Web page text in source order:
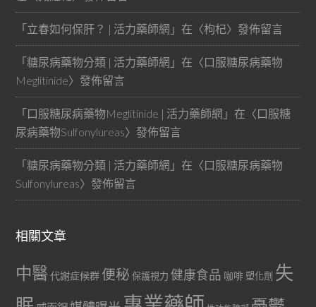
「立春如何保肝？ | 活力藥師網 」在〈枸杞〉發佈留言
「糖尿病藥物分類 | 活力藥師網 」在〈口服糖尿病藥物
Meglitinide〉發佈留言
「口服糖尿病藥物Meglitinide | 活力藥師網 」在〈口服糖
尿病藥物Sulfonylureas〉發佈留言
「糖尿病藥物分類 | 活力藥師網 」在〈口服糖尿病藥物
Sulfonylureas〉發佈留言
相關文章
中醫代謝症候群 便秘 保護視力 健康食品 咖啡 塑化劑 失